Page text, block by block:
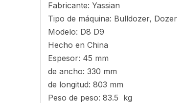
Fabricante: Yassian
Tipo de máquina: Bulldozer, Dozer
Modelo: D8 D9
Hecho en China
Espesor: 45 mm
de ancho: 330 mm
de longitud: 803 mm
Peso de peso: 83.5 kg